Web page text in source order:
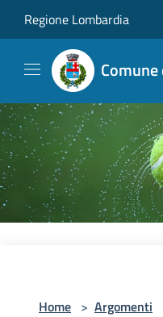
Regione Lombardia
Home > Argomenti